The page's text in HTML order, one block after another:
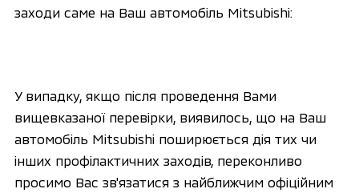
заходи саме на Ваш автомобіль Mitsubishi:
У випадку, якщо після проведення Вами
вищевказаної перевірки, виявилось, що на Ваш
автомобіль Mitsubishi поширюється дія тих чи
інших профілактичних заходів, переконливо
просимо Вас зв'язатися з найближчим офіційним